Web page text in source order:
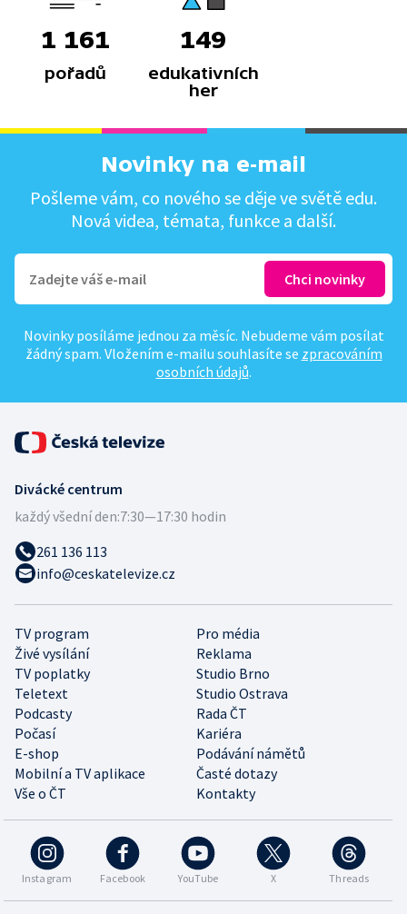
1 161
pořadů
149
edukativních
her
Novinky na e-mail
Pošleme vám, co nového se děje ve světě edu.
Nová videa, témata, funkce a další.
Novinky posíláme jednou za měsíc. Nebudeme vám posílat
žádný spam. Vložením e-mailu souhlasíte se zpracováním
osobních údajů.